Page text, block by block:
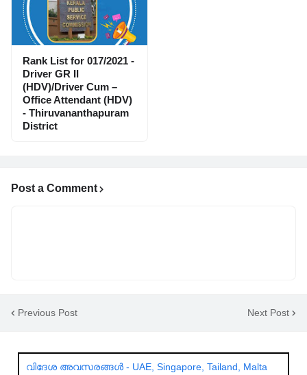
Rank List for 017/2021 -
Driver GR II
(HDV)/Driver Cum –
Office Attendant (HDV)
- Thiruvananthapuram
District
Post a Comment
Previous Post Next Post
വിദേശ അവസരങ്ങൾ - UAE, Singapore, Tailand, Malta